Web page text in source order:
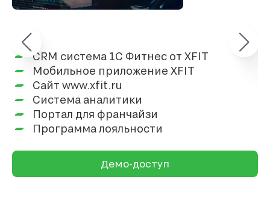
CRM система 1С Фитнес от XFIT
Мобильное приложение XFIT
Сайт www.xfit.ru
Система аналитики
Портал для франчайзи
Программа лояльности
Демо-доступ